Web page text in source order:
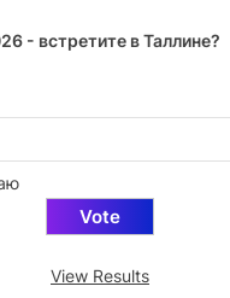
- встретите в Таллине?
View Results